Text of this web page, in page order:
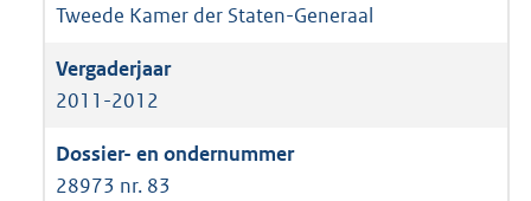
Tweede Kamer der Staten-Generaal
2011-2012
28973 nr. 83